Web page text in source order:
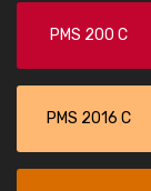
PMS 200 C
PMS 2016 C